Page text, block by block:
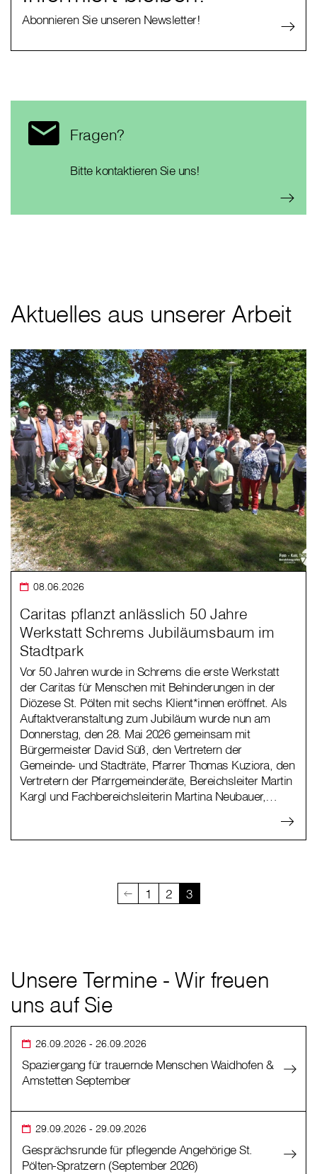
Abonnieren Sie unseren Newsletter!
Fragen?
Bitte kontaktieren Sie uns!
Aktuelles aus unserer Arbeit
08.06.2026
Caritas pflanzt anlässlich 50 Jahre
Werkstatt Schrems Jubiläumsbaum im
Stadtpark
Vor 50 Jahren wurde in Schrems die erste Werkstatt
der Caritas für Menschen mit Behinderungen in der
Diözese St. Pölten mit sechs Klient*innen eröffnet. Als
Auftaktveranstaltung zum Jubiläum wurde nun am
Donnerstag, den 28. Mai 2026 gemeinsam mit
Bürgermeister David Süß, den Vertretern der
Gemeinde- und Stadträte, Pfarrer Thomas Kuziora, den
Vertretern der Pfarrgemeinderäte, Bereichsleiter Martin
Kargl und Fachbereichsleiterin Martina Neubauer,…
1 2 3
Unsere Termine - Wir freuen
uns auf Sie
26.09.2026 - 26.09.2026
Spaziergang für trauernde Menschen Waidhofen &
Amstetten September
29.09.2026 - 29.09.2026
Gesprächsrunde für pflegende Angehörige St.
Pölten-Spratzern (September 2026)